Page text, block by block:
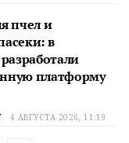
пчел и
в
платформу
4 АВГУСТА 2026, 11:19